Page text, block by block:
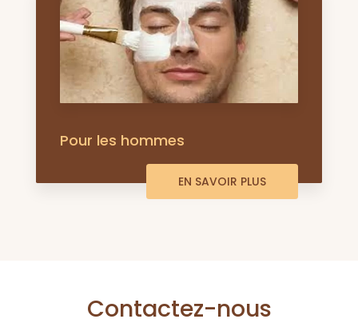
Pour les hommes
EN SAVOIR PLUS
Contactez-nous